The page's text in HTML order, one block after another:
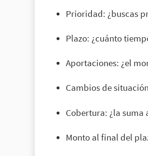
Prioridad: ¿buscas
Plazo: ¿cuánto
Aportaciones: ¿el
Cambios de
Cobertura: ¿la suma
Monto al final del